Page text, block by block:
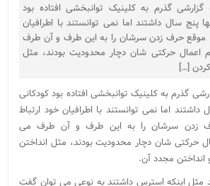
گذرم به کلینیک توانبخشی افتاده بود
پنج سال داشتند اما نمی توانستند با اطرافیان
موقع حرف زدن سرشان را به این طرف و آن طرف
اعمال حرکتی شان دچار محدودیت بودند، مثل
[…]
گذرم به کلینیک توانبخشی افتاده بود کودکانی
اما نمی توانستند با اطرافیان خود ارتباط
زدن سرشان را به این طرف و آن طرف می
حرکتی شان دچار محدودیت بودند، مثل انداختن
مجدد آن.
اینکه استرس داشتند به نوعی می توان گفت